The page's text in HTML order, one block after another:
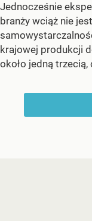
Jednocześnie
branży wciąż nie
krajowej produkcji
około jedną trzecią,